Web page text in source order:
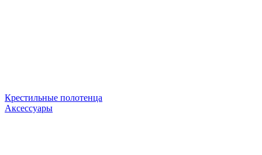
Крестильные полотенца
Аксессуары